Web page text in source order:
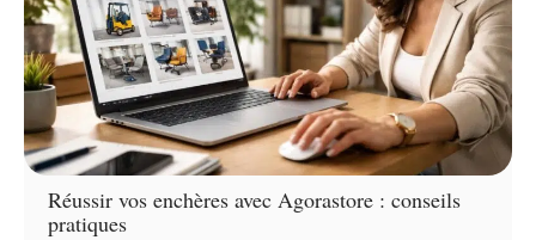
Réussir vos enchères avec Agorastore : conseils
pratiques